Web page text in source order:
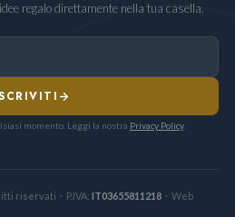
regalo direttamente nella tua casella.
momento. Leggi la nostra Privacy Policy.
riservati · P.IVA: IT03655811218· Web